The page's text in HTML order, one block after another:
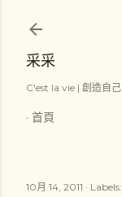
采采
C'est la vie | 創造自
首頁
10月 14, 2011 Labels: